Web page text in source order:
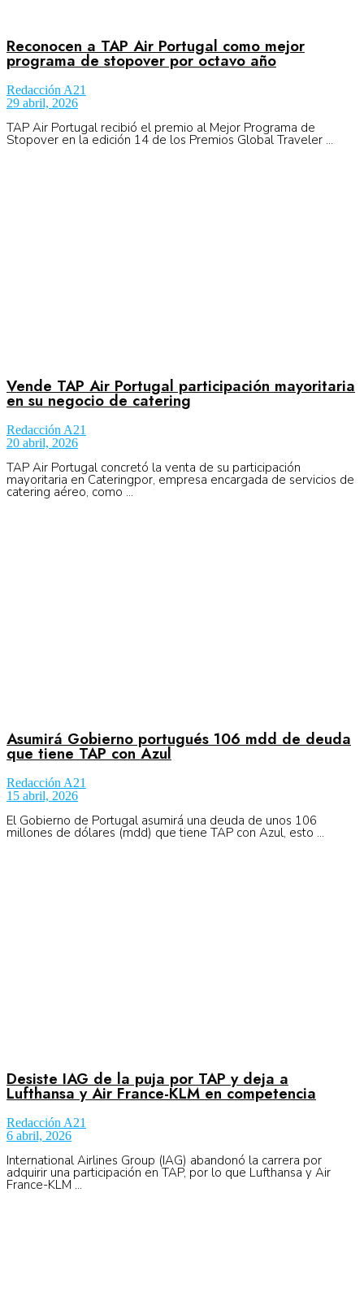
Reconocen a TAP Air Portugal como mejor
programa de stopover por octavo año
Redacción A21
29 abril, 2026
TAP Air Portugal recibió el premio al Mejor Programa de
Stopover en la edición 14 de los Premios Global Traveler ...
Vende TAP Air Portugal participación mayoritaria
en su negocio de catering
Redacción A21
20 abril, 2026
TAP Air Portugal concretó la venta de su participación
mayoritaria en Cateringpor, empresa encargada de servicios de
catering aéreo, como ...
Asumirá Gobierno portugués 106 mdd de deuda
que tiene TAP con Azul
Redacción A21
15 abril, 2026
El Gobierno de Portugal asumirá una deuda de unos 106
millones de dólares (mdd) que tiene TAP con Azul, esto ...
Desiste IAG de la puja por TAP y deja a
Lufthansa y Air France-KLM en competencia
Redacción A21
6 abril, 2026
International Airlines Group (IAG) abandonó la carrera por
adquirir una participación en TAP, por lo que Lufthansa y Air
France-KLM ...